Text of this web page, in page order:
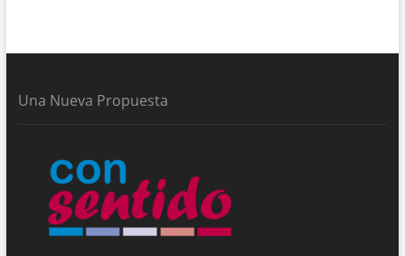
Una Nueva Propuesta